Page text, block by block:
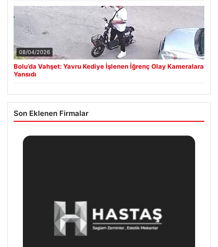
08/04/2026
Bolu’da Vahşet: Yavru Kediye İşlenen İğrenç Olay Kameralara
Yansıdı
Son Eklenen Firmalar